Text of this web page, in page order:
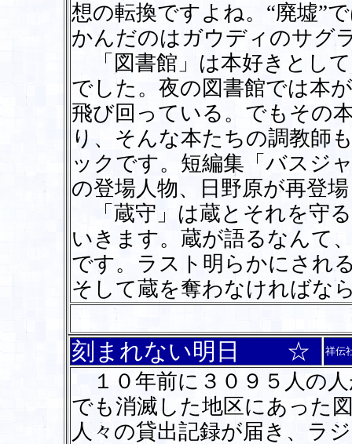
想の転換ですよね。“廃墟”
かんだのはガウディのサグ
「図書館」は本好きとし
でした。夜の図書館では本
飛び回っている。でもその
り、そんな本たちの調教師
ックです。短編集「バスジ
の登場人物、日野原が再登
「蔵守」は蔵とそれを守
いきます。蔵が語るなんて
です。ラスト明らかにされ
そして蔵を奪わなければな
刻まれない明日 ☆ 祥伝
１０年前に３０９５人の
でも消滅した地区にあった
人々の貸出記録が届き、ラ